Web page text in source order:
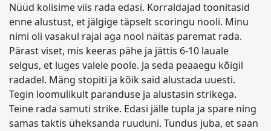
Nüüd kolisime viis rada edasi. Korraldajad toonitasid
enne alustust, et jälgige täpselt scoringu nooli. Minu
nimi oli vasakul rajal aga nool näitas paremat rada.
Pärast viset, mis keeras pähe ja jättis 6-10 lauale
selgus, et luges valele poole. Ja seda peaaegu kõigil
radadel. Mäng stopiti ja kõik said alustada uuesti.
Tegin loomulikult paranduse ja alustasin strikega.
Teine rada samuti strike. Edasi jälle tupla ja spare ning
samas taktis üheksanda ruuduni. Tundus juba, et saan